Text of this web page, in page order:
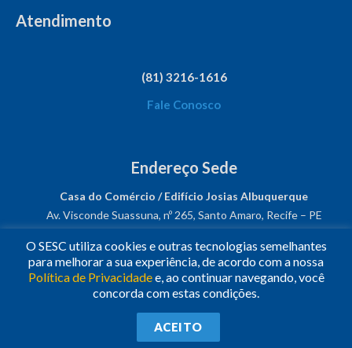
Atendimento
(81) 3216-1616
Fale Conosco
Endereço Sede
Casa do Comércio / Edifício Josias Albuquerque
Av. Visconde Suassuna, nº 265, Santo Amaro, Recife – PE
CNPJ: 03.482.931/0001-61
Siga-nos!
Todos os Direitos Reservados.
Nacional
O SESC utiliza cookies e outras tecnologias semelhantes
para melhorar a sua experiência, de acordo com a nossa
Política de Privacidadee, ao continuar navegando, você
concorda com estas condições.
ACEITO